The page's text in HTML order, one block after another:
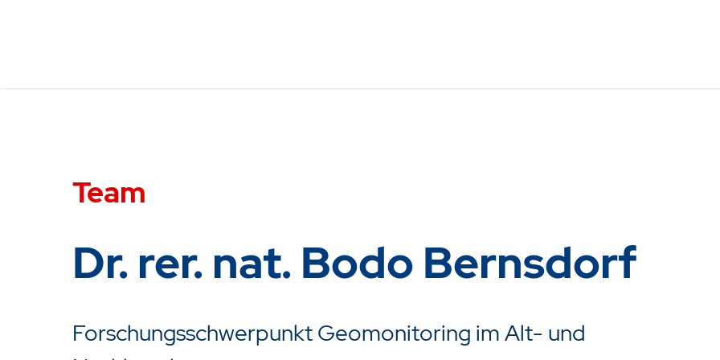
Team
Dr. rer. nat. Bodo Bernsdorf
Forschungsschwerpunkt Geomonitoring im Alt- und